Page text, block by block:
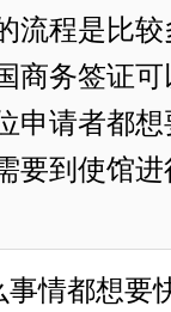
流程是比
商务签证
申请者都
要到使馆
情都想要